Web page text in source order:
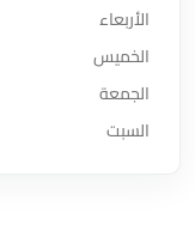
الأربعاء
الخميس
الجمعة
السبت